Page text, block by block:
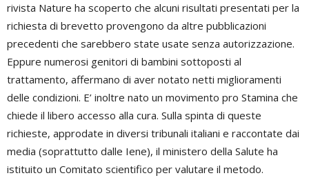
rivista Nature ha scoperto che alcuni risultati presentati per la
richiesta di brevetto provengono da altre pubblicazioni
precedenti che sarebbero state usate senza autorizzazione.
Eppure numerosi genitori di bambini sottoposti al
trattamento, affermano di aver notato netti miglioramenti
delle condizioni. E’ inoltre nato un movimento pro Stamina che
chiede il libero accesso alla cura. Sulla spinta di queste
richieste, approdate in diversi tribunali italiani e raccontate dai
media (soprattutto dalle Iene), il ministero della Salute ha
istituito un Comitato scientifico per valutare il metodo.